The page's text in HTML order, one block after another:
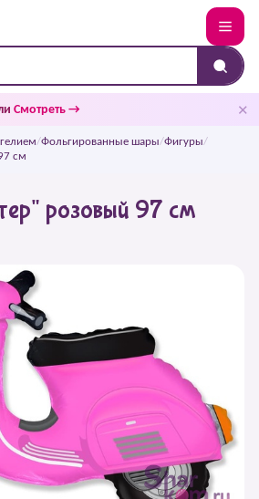
Смотреть → ✕
/Фольгированные шары/Фигуры/
см
розовый 97 см